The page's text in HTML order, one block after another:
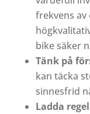
frekvens
bike säker
Tänk på
kan täcka
sinnesfrid
Ladda